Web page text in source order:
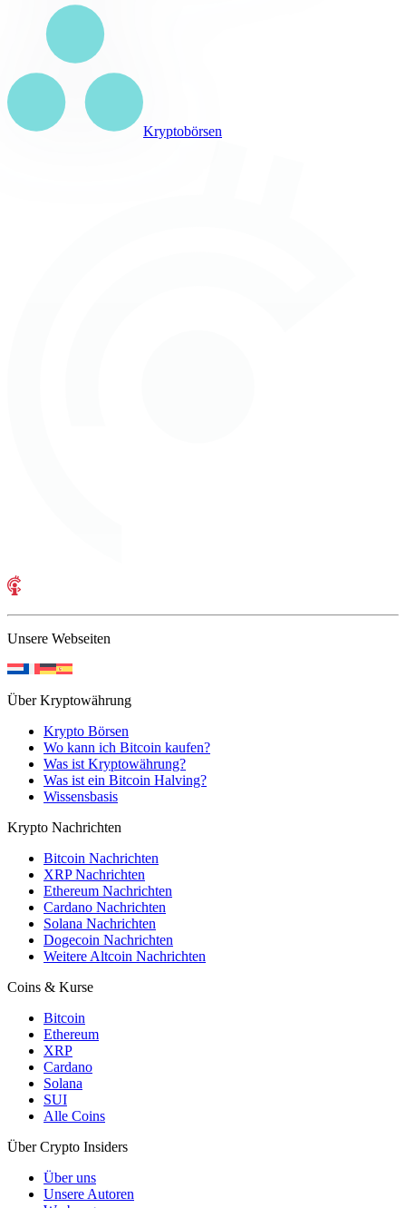
Kryptobörsen
Unsere Webseiten
Über Kryptowährung
Krypto Börsen
Wo kann ich Bitcoin kaufen?
Was ist Kryptowährung?
Was ist ein Bitcoin Halving?
Wissensbasis
Krypto Nachrichten
Bitcoin Nachrichten
XRP Nachrichten
Ethereum Nachrichten
Cardano Nachrichten
Solana Nachrichten
Dogecoin Nachrichten
Weitere Altcoin Nachrichten
Coins & Kurse
Bitcoin
Ethereum
XRP
Cardano
Solana
SUI
Alle Coins
Über Crypto Insiders
Über uns
Unsere Autoren